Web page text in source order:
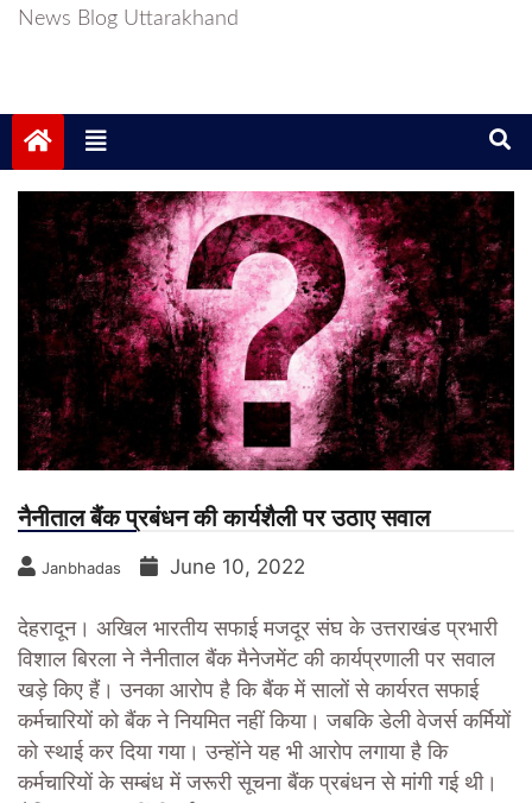
News Blog Uttarakhand
नैनीताल बैंक प्रबंधन की कार्यशैली पर उठाए सवाल
Janbhadas June 10, 2022
देहरादून। अखिल भारतीय सफाई मजदूर संघ के उत्तराखंड प्रभारी
विशाल बिरला ने नैनीताल बैंक मैनेजमेंट की कार्यप्रणाली पर सवाल
खड़े किए हैं। उनका आरोप है कि बैंक में सालों से कार्यरत सफाई
कर्मचारियों को बैंक ने नियमित नहीं किया। जबकि डेली वेजर्स कर्मियों
को स्थाई कर दिया गया। उन्होंने यह भी आरोप लगाया है कि
कर्मचारियों के सम्बंध में जरूरी सूचना बैंक प्रबंधन से मांगी गई थी।